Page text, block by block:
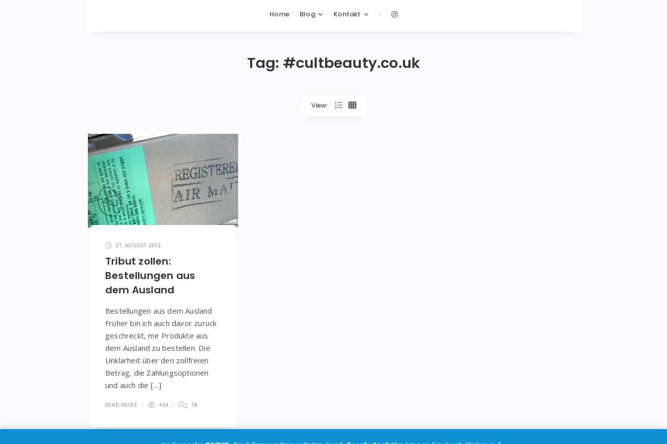
Home Blog Kontakt
Tag: #cultbeauty.co.uk
View:
31. AUGUST 2012
Tribut zollen:
Bestellungen aus
dem Ausland
Bestellungen aus dem Ausland
Früher bin ich auch davor zurück
geschreckt, mir Produkte aus
dem Ausland zu bestellen. Die
Unklarheit über den zollfreien
Betrag, die Zahlungsoptionen
und auch die […]
READ MORE 454 18